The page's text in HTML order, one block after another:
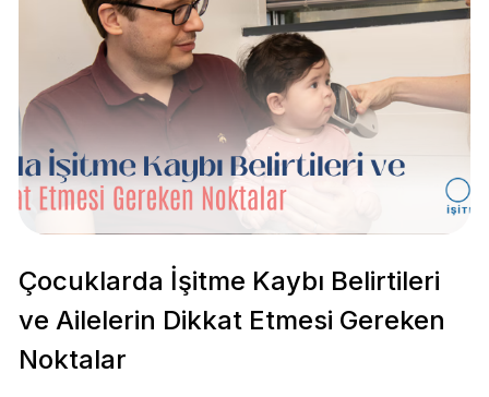
Çocuklarda İşitme Kaybı Belirtileri
ve Ailelerin Dikkat Etmesi Gereken
Noktalar